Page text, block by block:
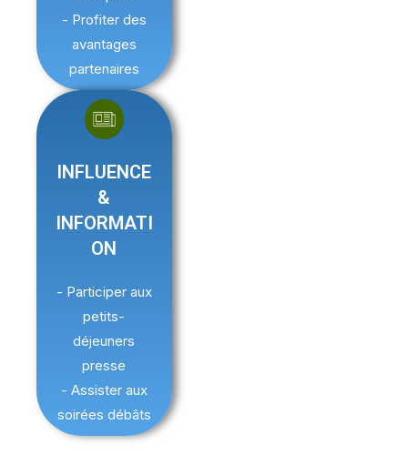
- Profiter des
avantages
partenaires
INFLUENCE
&
INFORMATI
ON
- Participer aux
petits-
déjeuners
presse
- Assister aux
soirées débâts